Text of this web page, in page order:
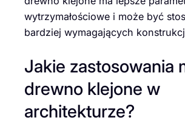
wytrzymałościowe i może być
bardziej wymagających
Jakie zastosowania
drewno klejone w
architekturze?